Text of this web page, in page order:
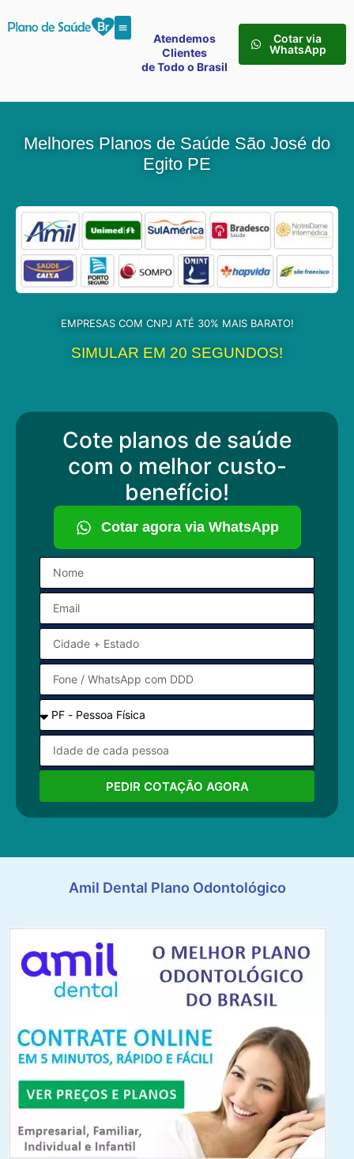
Atendemos
Clientes
de Todo o Brasil
Cotar via
WhatsApp
Melhores Planos de Saúde São José do
Egito PE
EMPRESAS COM CNPJ ATÉ 30% MAIS BARATO!
SIMULAR EM 20 SEGUNDOS!
Cote planos de saúde
com o melhor custo-
benefício!
Cotar agora via WhatsApp
PEDIR COTAÇÃO AGORA
Amil Dental Plano Odontológico